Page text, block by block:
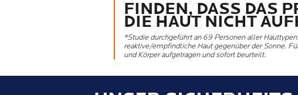
FINDEN, DASS DAS
DIE HAUT NICHT
*Studie durchgeführt an 69 Personen aller
reaktive/empfindliche Haut gegenüber der Sonne.
und Körper aufgetragen und sofort beurteilt.